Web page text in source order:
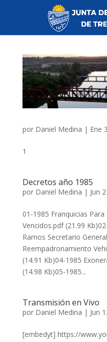
por Daniel Medina | Ene
1
Decretos año 1985
por Daniel Medina | Jun
01-1985 Franquicias
Vencidos.pdf (21.99
Ramos Secretario
Reempadronamiento
(14.91 Kb)04-1985
(14.98 Kb)05-1985...
Transmisión en Vivo
por Daniel Medina | Jun
[embedyt] https://